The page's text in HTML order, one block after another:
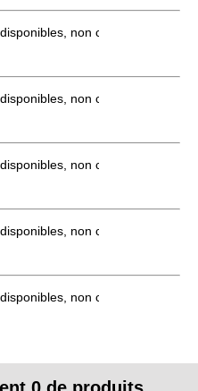
non commandable
non commandable
non commandable
non commandable
non commandable